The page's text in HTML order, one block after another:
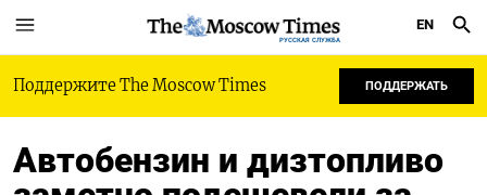
РУССКАЯ СЛУЖБА
EN
Поддержите The Moscow Times ПОДДЕРЖАТЬ
Автобензин и дизтопливо